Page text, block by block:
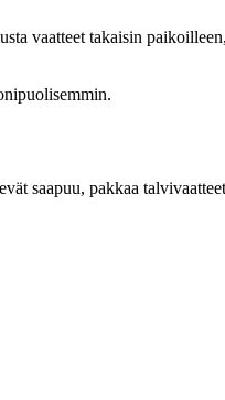
vaatteet takaisin
saapuu, pakkaa